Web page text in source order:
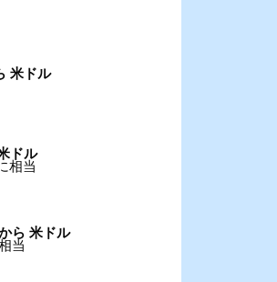
米ドル
ドル
相当
ら 米ドル
当